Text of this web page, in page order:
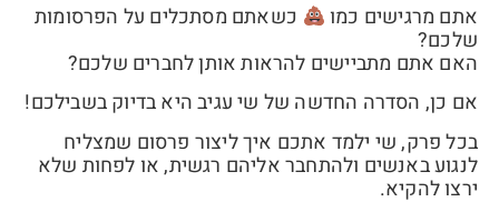
אתם מרגישים כמו כשאתם מסתכלים על הפרסומות
שלכם?
האם אתם מתביישים להראות אותן לחברים שלכם?
אם כן, הסדרה החדשה של שי עגיב היא בדיוק בשבילכם!
בכל פרק, שי ילמד אתכם איך ליצור פרסום שמצליח
לנגוע באנשים ולהתחבר אליהם רגשית, או לפחות שלא
ירצו להקיא.